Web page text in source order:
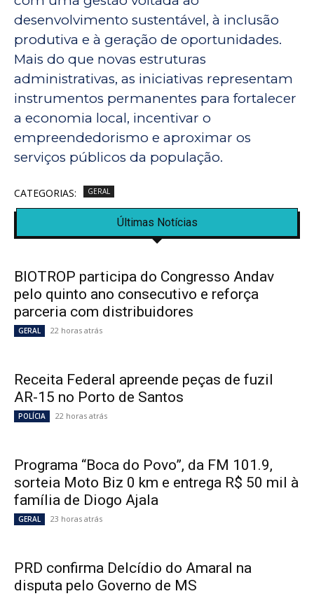
desenvolvimento sustentável, à inclusão
produtiva e à geração de oportunidades.
Mais do que novas estruturas
administrativas, as iniciativas representam
instrumentos permanentes para fortalecer
a economia local, incentivar o
empreendedorismo e aproximar os
serviços públicos da população.
CATEGORIAS: GERAL
Últimas Notícias
BIOTROP participa do Congresso Andav
pelo quinto ano consecutivo e reforça
parceria com distribuidores
GERAL 22 horas atrás
Receita Federal apreende peças de fuzil
AR-15 no Porto de Santos
POLÍCIA 22 horas atrás
Programa “Boca do Povo”, da FM 101.9,
sorteia Moto Biz 0 km e entrega R$ 50 mil à
família de Diogo Ajala
GERAL 23 horas atrás
PRD confirma Delcídio do Amaral na
disputa pelo Governo de MS